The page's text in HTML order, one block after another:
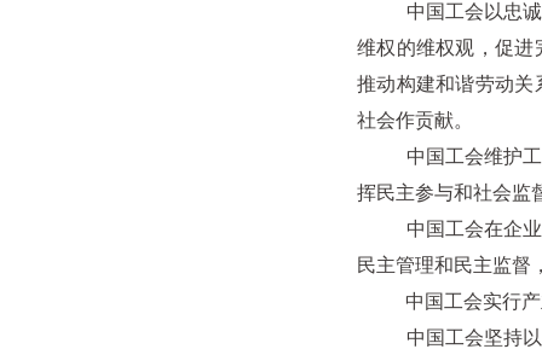
中国工会以忠诚党
维权的维权观，促进
推动构建和谐劳动关
社会作贡献。
中国工会维护工人
挥民主参与和社会监
中国工会在企业、
民主管理和民主监督
中国工会实行产业
中国工会坚持以改